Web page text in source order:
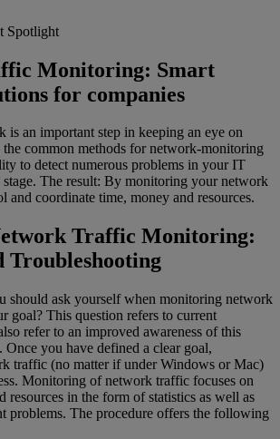
Spotlight
Monitoring: Smart
for companies
is an important step in keeping an eye on
common methods for network-monitoring
to detect numerous problems in your IT
stage. The result: By monitoring your network
and coordinate time, money and resources.
Traffic Monitoring:
Troubleshooting
should ask yourself when monitoring network
goal? This question refers to current
refer to an improved awareness of this
Once you have defined a clear goal,
traffic (no matter if under Windows or Mac)
Monitoring of network traffic focuses on
resources in the form of statistics as well as
problems. The procedure offers the following